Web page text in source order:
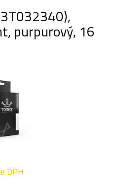
purpurový, 16
DPH